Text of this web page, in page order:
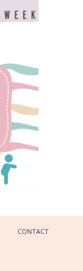
CONTACT